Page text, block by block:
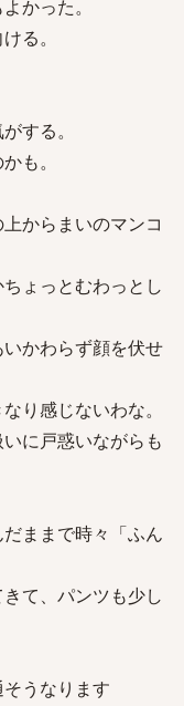
かった。
る。
する。
も。
からまいのマンコ
ょっとむわっとし
かわらず顔を伏せ
り感じないわな。
に戸惑いながらも
ままで時々「ふん
て、パンツも少し
うなります